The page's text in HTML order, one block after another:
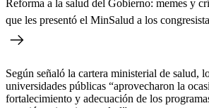
Reforma a la salud del Gobierno: memes y
que les presentó el MinSalud a los
Según señaló la cartera ministerial de salud,
universidades públicas “aprovecharon la
fortalecimiento y adecuación de los